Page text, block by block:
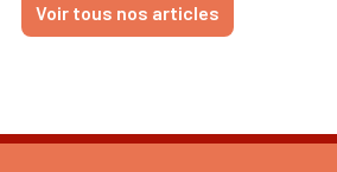
Voir tous nos articles